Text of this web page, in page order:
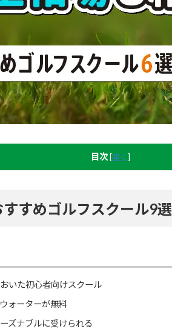
目次 [開く ]
すめゴルフスクール9選
いた初心者向けスクール
ォーターが無料
ズナブルに受けられる